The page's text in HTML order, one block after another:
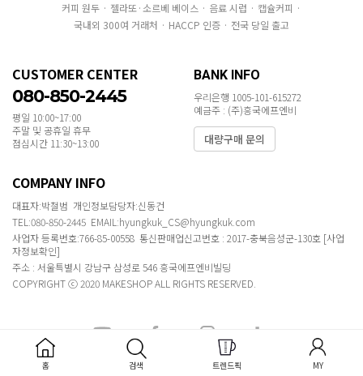
커피 원두 · 젤라또·소르베 베이스 · 음료 시럽 · 캡슐커피 ·
국내외 300여 거래처 · HACCP 인증 · 전국 당일 출고
CUSTOMER CENTER
080-850-2445
평일 10:00~17:00
주말 및 공휴일 휴무
점심시간 11:30~13:00
BANK INFO
우리은행 1005-101-615272
예금주 : (주)흥국에프엔비
대량구매 문의
COMPANY INFO
대표자:박철범 개인정보담당자:신동건
TEL:080-850-2445 EMAIL:hyungkuk_CS@hyungkuk.com
사업자 등록번호:766-85-00558 통신판매업신고번호 : 2017-충북음성군-130호 [사업
자정보확인]
주소 : 서울특별시 강남구 삼성로 546 흥국에프엔비빌딩
COPYRIGHT ⓒ 2020 MAKESHOP ALL RIGHTS RESERVED.
홈 검색 트렌드픽 MY